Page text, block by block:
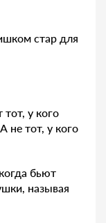
стар для
у кого
не тот, у кого
бьют
называя